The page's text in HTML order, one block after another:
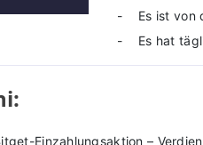
Es ist von
Es hat
Einzahlungsaktion –